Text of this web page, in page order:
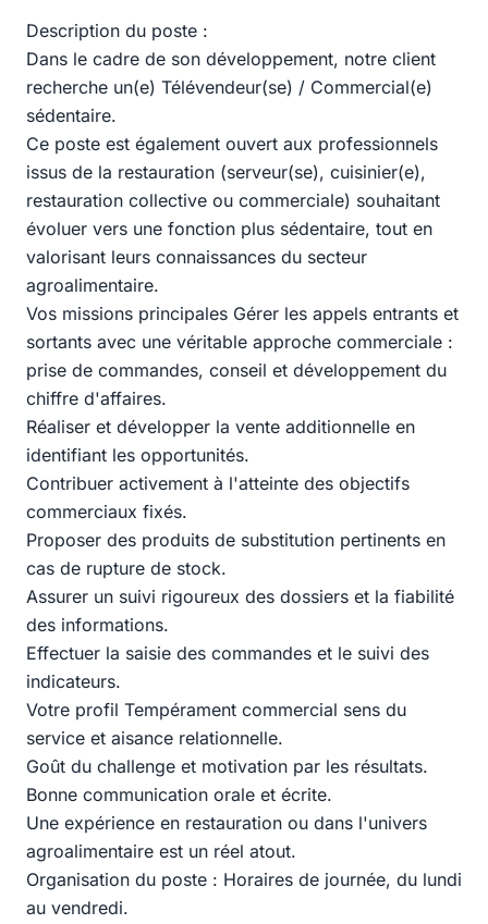
Description du poste :
Dans le cadre de son développement, notre client
recherche un(e) Télévendeur(se) / Commercial(e)
sédentaire.
Ce poste est également ouvert aux professionnels
issus de la restauration (serveur(se), cuisinier(e),
restauration collective ou commerciale) souhaitant
évoluer vers une fonction plus sédentaire, tout en
valorisant leurs connaissances du secteur
agroalimentaire.
Vos missions principales Gérer les appels entrants et
sortants avec une véritable approche commerciale :
prise de commandes, conseil et développement du
chiffre d'affaires.
Réaliser et développer la vente additionnelle en
identifiant les opportunités.
Contribuer activement à l'atteinte des objectifs
commerciaux fixés.
Proposer des produits de substitution pertinents en
cas de rupture de stock.
Assurer un suivi rigoureux des dossiers et la fiabilité
des informations.
Effectuer la saisie des commandes et le suivi des
indicateurs.
Votre profil Tempérament commercial sens du
service et aisance relationnelle.
Goût du challenge et motivation par les résultats.
Bonne communication orale et écrite.
Une expérience en restauration ou dans l'univers
agroalimentaire est un réel atout.
Organisation du poste : Horaires de journée, du lundi
au vendredi.